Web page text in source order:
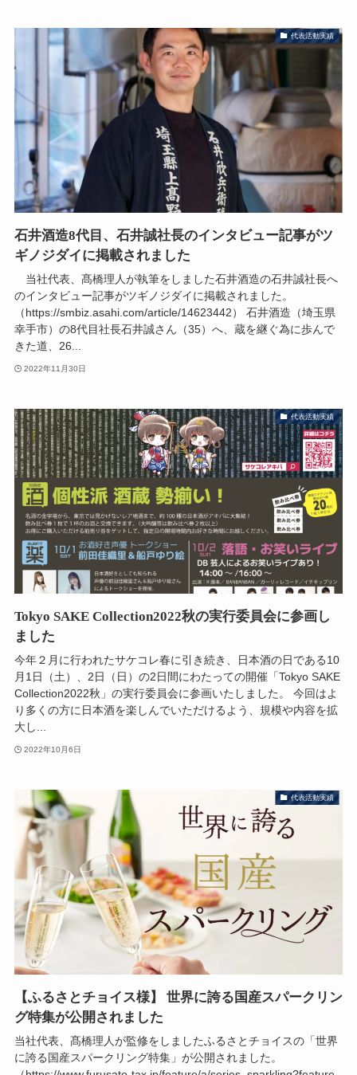
代表活動実績
石井酒造8代目、石井誠社長のインタビュー記事がツ
ギノジダイに掲載されました
当社代表、髙橋理人が執筆をしました石井酒造の石井誠社長へ
のインタビュー記事がツギノジダイに掲載されました。
（https://smbiz.asahi.com/article/14623442） 石井酒造（埼玉県
幸手市）の8代目社長石井誠さん（35）へ、蔵を継ぐ為に歩んで
きた道、26...
2022年11月30日
代表活動実績
Tokyo SAKE Collection2022秋の実行委員会に参画し
ました
今年２月に行われたサケコレ春に引き続き、日本酒の日である10
月1日（土）、2日（日）の2日間にわたっての開催「Tokyo SAKE
Collection2022秋」の実行委員会に参画いたしました。 今回はよ
り多くの方に日本酒を楽しんでいただけるよう、規模や内容を拡
大し...
2022年10月6日
代表活動実績
【ふるさとチョイス様】 世界に誇る国産スパークリン
グ特集が公開されました
当社代表、髙橋理人が監修をしましたふるさとチョイスの「世界
に誇る国産スパークリング特集」が公開されました。